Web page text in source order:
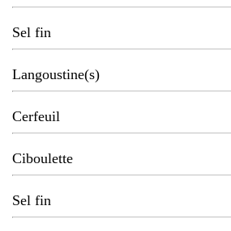
Sel fin
Langoustine(s)
Cerfeuil
Ciboulette
Sel fin